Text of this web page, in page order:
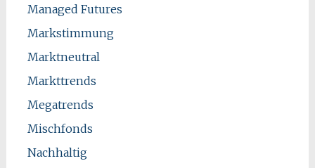
Managed Futures
Markstimmung
Marktneutral
Markttrends
Megatrends
Mischfonds
Nachhaltig